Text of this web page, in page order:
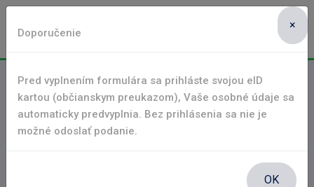
Oravská Lesná
Oznámenie o vzniku, zániku alebo
zmene daňovej povinnosti k dani za
vjazd a zotrvanie motorového vozidla v
Doporučenie
×
Pred vyplnením formulára sa prihláste svojou eID
kartou (občianskym preukazom), Vaše osobné údaje sa
automaticky predvyplnia. Bez prihlásenia sa nie je
možné odoslať podanie.
OK